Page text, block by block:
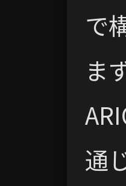
で
ま
通